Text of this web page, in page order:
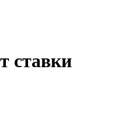
ставки